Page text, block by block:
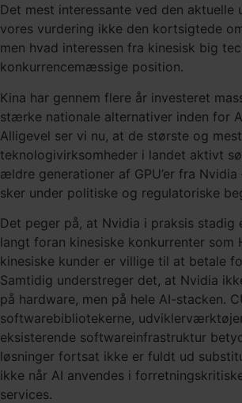
Det mest interessante ved den aktuelle
vores vurdering ikke den kortsigtede
men hvad interessen fra kinesisk big
konkurrencemæssige position.
Kina har gennem flere år investeret
stærke nationale alternativer inden for
Alligevel ser vi nu, at de største og
teknologivirksomheder i landet aktivt
ældre generationer af GPU’er fra
sker under politiske og regulatoriske
Det peger på, at Nvidia i praksis stadig
langt foran kinesiske konkurrenter som
kinesiske kunder er villige til at betale
Samtidig understreger det, at Nvidia
på hardware, men på hele AI-stacken.
softwarebibliotekerne,
eksisterende softwareinfrastruktur
løsninger fortsat ikke er fuldt ud
ikke når AI anvendes i
services.